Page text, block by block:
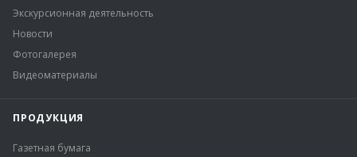
Экскурсионная деятельность
Новости
Фотогалерея
Видеоматериалы
ПРОДУКЦИЯ
Газетная бумага